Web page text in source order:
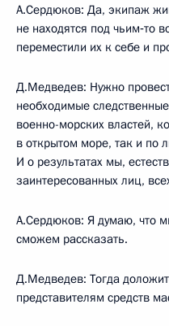
А.Сердюков: Да, экипаж
не находятся под
переместили их к себе и
Д.Медведев: Нужно
необходимые
военно-морских властей,
в открытом море, так и по
И о результатах мы,
заинтересованных лиц,
А.Сердюков: Я думаю, что
сможем рассказать.
Д.Медведев: Тогда
представителям средств